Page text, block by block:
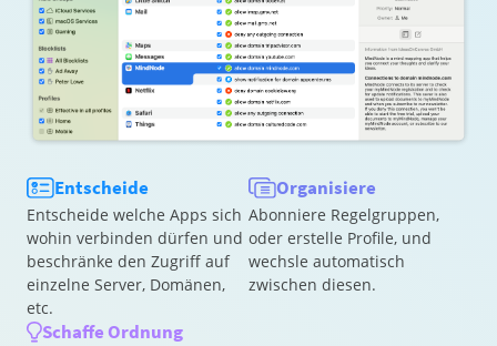
Entscheide
Entscheide welche Apps sich
wohin verbinden dürfen und
beschränke den Zugriff auf
einzelne Server, Domänen,
etc.
Organisiere
Abonniere Regelgruppen,
oder erstelle Profile, und
wechsle automatisch
zwischen diesen.
Schaffe Ordnung